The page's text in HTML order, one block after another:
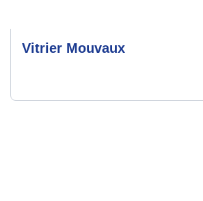
Vitrier Mouvaux